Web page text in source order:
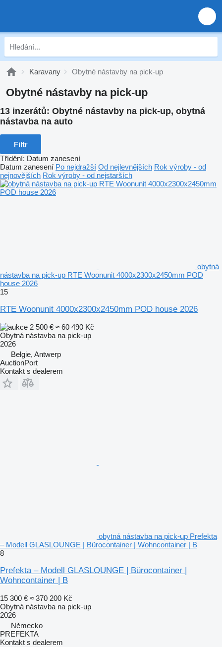
Karavany Obytné nástavby na pick-up
Obytné nástavby na pick-up
13 inzerátů: Obytné nástavby na pick-up, obytná
nástavba na auto
Filtr
Třídění: Datum zanesení
Datum zanesení Po nejdražší Od nejlevnějších Rok výroby - od
nejnovějších Rok výroby - od nejstarších
obytná
nástavba na pick-up RTE Woonunit 4000x2300x2450mm POD
house 2026
15
RTE Woonunit 4000x2300x2450mm POD house 2026
2 500 € ≈ 60 490 Kč
Obytná nástavba na pick-up
2026
Belgie, Antwerp
AuctionPort
Kontakt s dealerem
obytná nástavba na pick-up Prefekta
– Modell GLASLOUNGE | Bürocontainer | Wohncontainer | B
8
Prefekta – Modell GLASLOUNGE | Bürocontainer |
Wohncontainer | B
15 300 € ≈ 370 200 Kč
Obytná nástavba na pick-up
2026
Německo
PREFEKTA
Kontakt s dealerem